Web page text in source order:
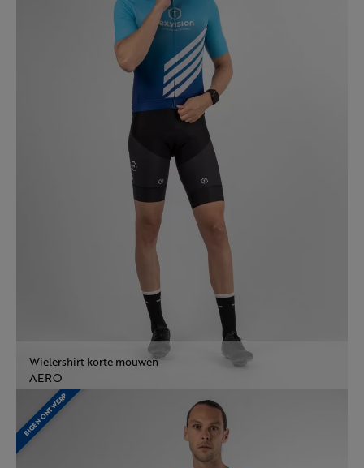
Wielershirt korte mouwen
AERO
EIGEN ONTWERP